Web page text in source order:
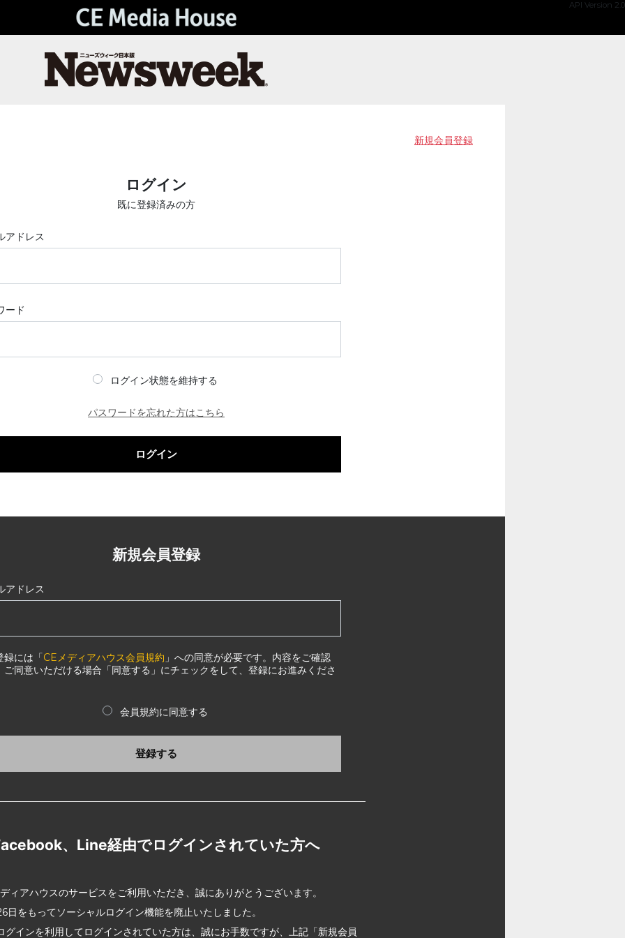
API Version 2.0
新規会員登録
ログイン
既に登録済みの方
アドレス
ード
ログイン状態を維持する
パスワードを忘れた方はこちら
ログイン
新規会員登録
アドレス
録には「CEメディアハウス会員規約 」への同意が必要です。内容をご確認
ご同意いただける場合「同意する」にチェックをして、登録にお進みくださ
会員規約に同意する
登録する
、Line経由でログインされていた方へ
ィアハウスのサービスをご利用いただき、誠にありがとうございます。
日をもってソーシャルログイン機能を廃止いたしました。
グインを利用してログインされていた方は、誠にお手数ですが、上記「新規会員